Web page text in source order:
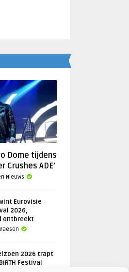
Dome tijdens
Crushes ADE’
Nieuws
Eurovisie
2026,
ontbreekt
2026 trapt
Festival